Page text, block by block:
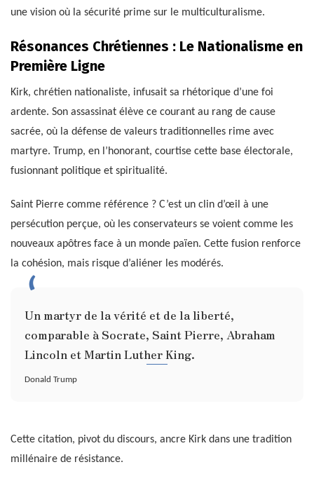
une vision où la sécurité prime sur le multiculturalisme.
Résonances Chrétiennes : Le Nationalisme en
Première Ligne
Kirk, chrétien nationaliste, infusait sa rhétorique d’une foi
ardente. Son assassinat élève ce courant au rang de cause
sacrée, où la défense de valeurs traditionnelles rime avec
martyre. Trump, en l’honorant, courtise cette base électorale,
fusionnant politique et spiritualité.
Saint Pierre comme référence ? C’est un clin d’œil à une
persécution perçue, où les conservateurs se voient comme les
nouveaux apôtres face à un monde païen. Cette fusion renforce
la cohésion, mais risque d’aliéner les modérés.
Un martyr de la vérité et de la liberté,
comparable à Socrate, Saint Pierre, Abraham
Lincoln et Martin Luther King.
Donald Trump
Cette citation, pivot du discours, ancre Kirk dans une tradition
millénaire de résistance.